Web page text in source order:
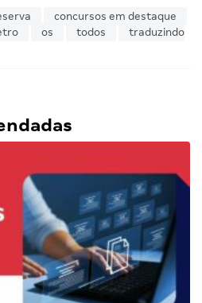
concursos em destaque
os todos
traduzindo